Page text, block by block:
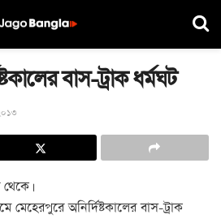
বাস-ট্রাক ধর্মঘট
অনির্দিষ্টকালের বাস-ট্রাক